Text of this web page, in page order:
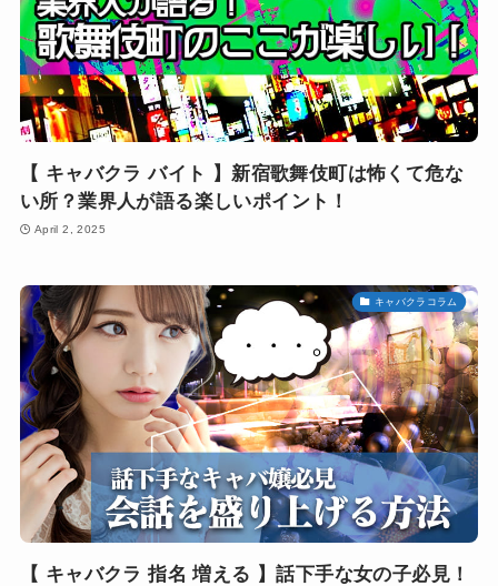
【 キャバクラ バイト 】新宿歌舞伎町は怖くて危な
い所？業界人が語る楽しいポイント！
April 2, 2025
キャバクラコラム
【 キャバクラ 指名 増える 】話下手な女の子必見！